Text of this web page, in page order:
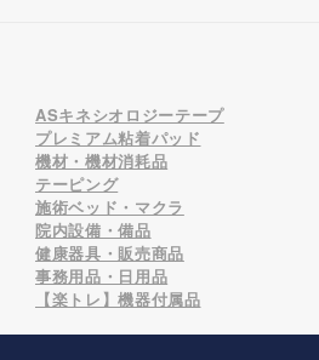
ASキネシオロジーテープ
プレミアム粘着パッド
機材・機材消耗品
テーピング
施術ベッド・マクラ
院内設備・備品
健康器具・販売商品
事務用品・日用品
【楽トレ】機器付属品